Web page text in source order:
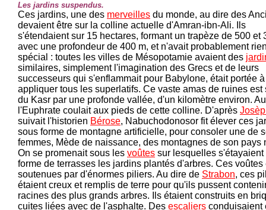
Les jardins suspendus.
Ces jardins, une des merveilles du monde, au dire des
devaient être sur la colline actuelle d'Amran-ibn-Ali. Ils
s'étendaient sur 15 hectares, formant un trapèze de 500 et
avec une profondeur de 400 m, et n'avait probablement
spécial : toutes les villes de Mésopotamie avaient des
similaires, simplement l'imagination des Grecs et de leurs
successeurs qui s'enflammait pour Babylone, était portée
appliquer tous les superlatifs. Ce vaste amas de ruines est
du Kasr par une profonde vallée, d'un kilomètre environ.
l'Euphrate coulait aux pieds de cette colline. D'après
suivait l'historien Bérose, Nabuchodonosor fit élever ces
sous forme de montagne artificielle, pour consoler une de
femmes, Mède de naissance, des montagnes de son pays
On se promenait sous les voûtes sur lesquelles s'étayaient
forme de terrasses les jardins plantés d'arbres. Ces voûtes
soutenues par d'énormes piliers. Au dire de Strabon, ces
étaient creux et remplis de terre pour qu'ils pussent
racines des plus grands arbres. Ils étaient construits en
cuites liées avec de l'asphalte. Des escaliers conduisaient